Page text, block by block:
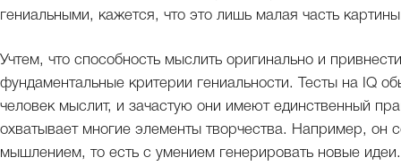
гениальными, кажется, что это лишь малая часть
Учтем, что способность мыслить оригинально и
фундаментальные критерии гениальности. Тесты на IQ
человек мыслит, и зачастую они имеют единственный
охватывает многие элементы творчества. Например, он
мышлением, то есть с умением генерировать новые идеи.